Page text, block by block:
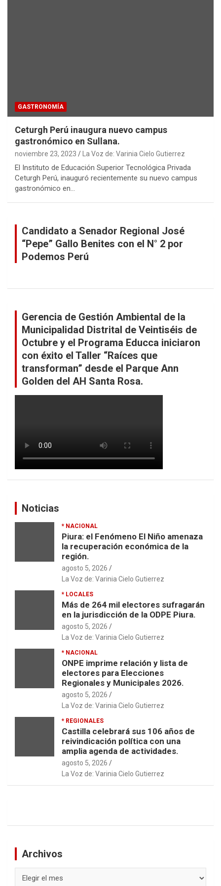
GASTRONOMÍA
Ceturgh Perú inaugura nuevo campus
gastronómico en Sullana.
noviembre 23, 2023 La Voz de: Varinia Cielo Gutierrez
El Instituto de Educación Superior Tecnológica Privada
Ceturgh Perú, inauguró recientemente su nuevo campus
gastronómico en…
Candidato a Senador Regional José
“Pepe” Gallo Benites con el N° 2 por
Podemos Perú
Gerencia de Gestión Ambiental de la
Municipalidad Distrital de Veintiséis de
Octubre y el Programa Educca iniciaron
con éxito el Taller “Raíces que
transforman” desde el Parque Ann
Golden del AH Santa Rosa.
Noticias
* NACIONAL
Piura: el Fenómeno El Niño amenaza
la recuperación económica de la
región.
agosto 5, 2026
La Voz de: Varinia Cielo Gutierrez
* LOCALES
Más de 264 mil electores sufragarán
en la jurisdicción de la ODPE Piura.
agosto 5, 2026
La Voz de: Varinia Cielo Gutierrez
* NACIONAL
ONPE imprime relación y lista de
electores para Elecciones
Regionales y Municipales 2026.
agosto 5, 2026
La Voz de: Varinia Cielo Gutierrez
* REGIONALES
Castilla celebrará sus 106 años de
reivindicación política con una
amplia agenda de actividades.
agosto 5, 2026
La Voz de: Varinia Cielo Gutierrez
Archivos